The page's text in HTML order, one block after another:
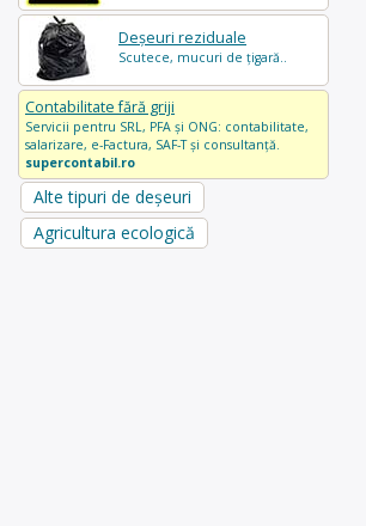
Deșeuri reziduale
Scutece, mucuri de țigară..
Contabilitate fără griji
Servicii pentru SRL, PFA și ONG: contabilitate,
salarizare, e-Factura, SAF-T și consultanță.
supercontabil.ro
Alte tipuri de deșeuri
Agricultura ecologică